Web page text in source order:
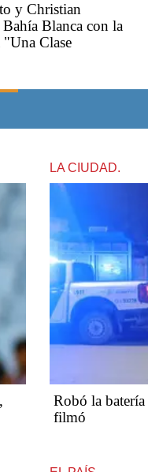
y Christian
Blanca con la
"Una Clase
LA CIUDAD.
Robó la
filmó